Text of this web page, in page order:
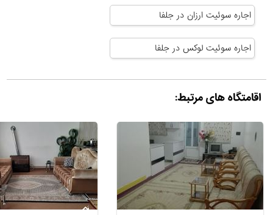
اجاره سوئیت ارزان در جلفا
اجاره سوئیت لوکس در جلفا
اقامتگاه های مرتبط: